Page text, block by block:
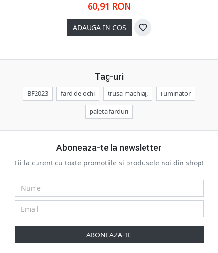
60,91 RON
ADAUGA IN COS
Tag-uri
BF2023 fard de ochi trusa machiaj, iluminator
paleta farduri
Aboneaza-te la newsletter
Fii la curent cu toate promotiile si produsele noi din shop!
ABONEAZA-TE